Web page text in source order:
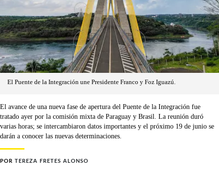
El Puente de la Integración une Presidente Franco y Foz Iguazú.
El avance de una nueva fase de apertura del Puente de la Integración fue
tratado ayer por la comisión mixta de Paraguay y Brasil. La reunión duró
varias horas; se intercambiaron datos importantes y el próximo 19 de junio se
darán a conocer las nuevas determinaciones.
POR TEREZA FRETES ALONSO